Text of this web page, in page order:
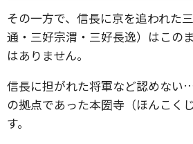
その一方で、信長に京を追われた
通・三好宗渭・三好長逸）はこの
はありません。
信長に担がれた将軍など認めな
の拠点であった本圀寺（ほんこく
す。